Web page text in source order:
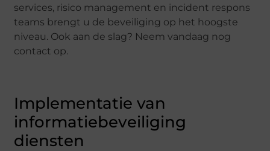
services, risico management en incident respons
teams brengt u de beveiliging op het hoogste
niveau. Ook aan de slag? Neem vandaag nog
contact op.
Implementatie van
informatiebeveiliging
diensten